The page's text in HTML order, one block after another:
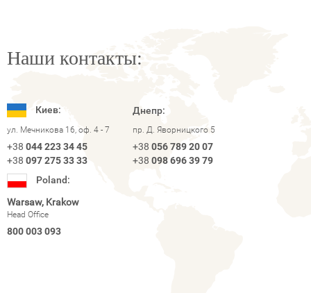
Наши контакты:
Киев:
ул. Мечникова 16, оф. 4 - 7
+38 044 223 34 45
+38 097 275 33 33
Днепр:
пр. Д. Яворницкого 5
+38 056 789 20 07
+38 098 696 39 79
Poland:
Warsaw, Krakow
Head Office
800 003 093